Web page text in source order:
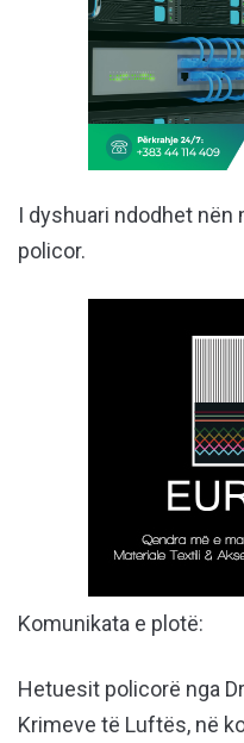
I dyshuari ndodhet
policor.
Komunikata e plotë:
Hetuesit policorë nga
Krimeve të Luftës, në